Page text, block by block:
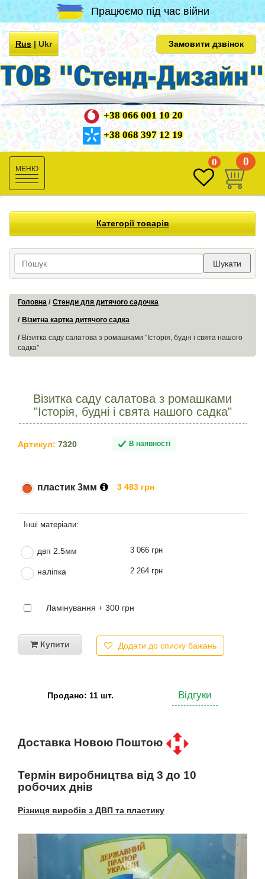
Працюємо під час війни
Rus|Ukr Замовити дзвінок
+38 066 001 10 20
+38 068 397 12 19
Toggle
navigation
0 0
Категорії товарів
Шукати
Головна Стенди для дитячого садочка
Візитна картка дитячого садка
Візитка саду салатова з ромашками "Історія, будні і свята нашого
садка"
Візитка саду салатова з ромашками
"Історія, будні і свята нашого садка"
Артикул: 7320 В наявності
пластик 3мм 3 483 грн
двп 2.5мм 3 066 грн
наліпка 2 264 грн
Ламінування + 300 грн
Купити Додати до списку бажань
Продано: 11 шт. Відгуки
Доставка Новою Поштою
Термін виробництва від 3 до 10
робочих днів
Різниця виробів з ДВП та пластику